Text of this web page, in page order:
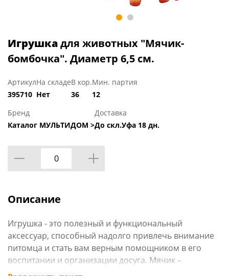
Игрушкадля животных "Мячик-
бомбочка". Диаметр 6,5 см.
Артикул
395710
На складе
Нет
В кор.
36
Мин. партия
12
Бренд
Каталог МУЛЬТИДОМ >
Доставка
До скл.Уфа 18 дн.
Описание
Игрушка - это полезный и функциональный
аксессуар, способный надолго привлечь внимание
питомца и стать вам верным помощником в его
воспитании и организации досуга. Мячик –
традиционная и одна из самых любимых игрушек у